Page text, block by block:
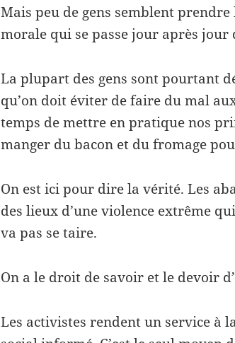
Mais peu de gens semblent
morale qui se passe jour après jour
La plupart des gens sont pourtant
qu’on doit éviter de faire du mal
temps de mettre en pratique nos
manger du bacon et du fromage
On est ici pour dire la vérité. Les
des lieux d’une violence extrême
va pas se taire.
On a le droit de savoir et le devoir
Les activistes rendent un service à